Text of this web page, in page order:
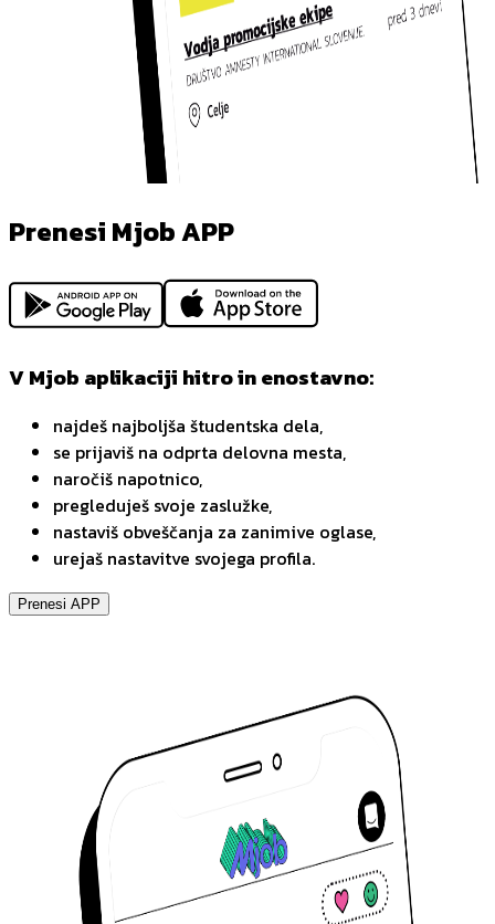
Prenesi Mjob APP
V Mjob aplikaciji hitro in enostavno:
najdeš najboljša študentska dela,
se prijaviš na odprta delovna mesta,
naročiš napotnico,
pregleduješ svoje zaslužke,
nastaviš obveščanja za zanimive oglase,
urejaš nastavitve svojega profila.
Prenesi APP